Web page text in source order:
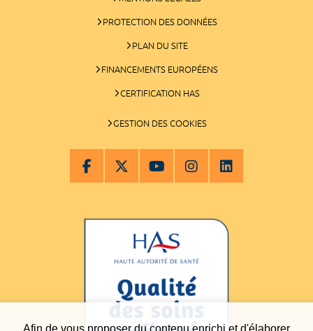
Afin de vous proposer du contenu enrichi et d'élaborer
PROTECTION DES DONNÉES
PLAN DU SITE
FINANCEMENTS EUROPÉENS
CERTIFICATION HAS
GESTION DES COOKIES